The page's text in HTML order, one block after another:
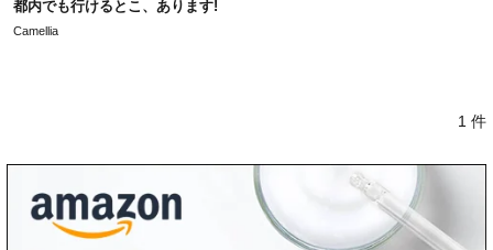
都内でも行けるとこ、あります!
Camellia
1 件